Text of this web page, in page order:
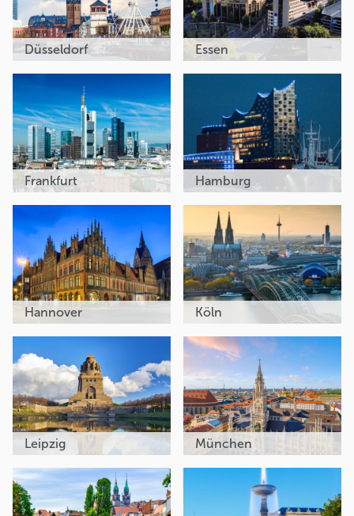
Düsseldorf Essen
Frankfurt Hamburg
Hannover Köln
Leipzig München